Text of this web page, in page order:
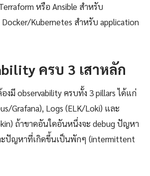
หรือ Ansible สำหรับ
Kubernetes สำหรับ application
ครบ 3 เสาหลัก
งมี observability ครบทั้ง 3 pillars ได้แก่
Grafana), Logs (ELK/Loki) และ
ถ้าขาดอันใดอันหนึ่งจะ debug ปัญหา
ะปัญหาที่เกิดขึ้นเป็นพักๆ (intermittent